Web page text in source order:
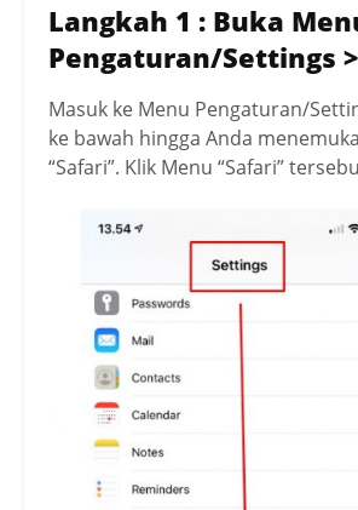
Langkah 1 : Buka
Pengaturan/Settings
Masuk ke Menu Pengaturan/
ke bawah hingga Anda
“Safari”. Klik Menu “Safari”